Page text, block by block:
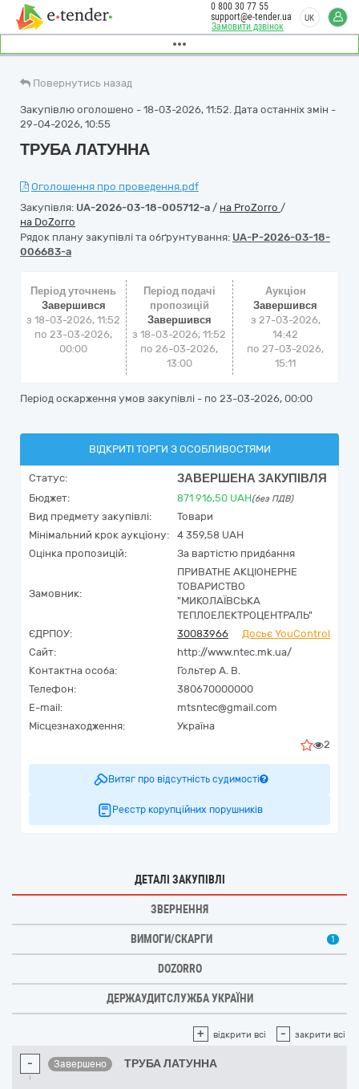
Замовити дзвінок
0 800 30 77 55
support@e-tender.ua
UK
Повернутись назад
Закупівлю оголошено - 18-03-2026, 11:52. Дата останніх змін -
29-04-2026, 10:55
ТРУБА ЛАТУННА
Оголошення про проведення.pdf
Закупівля: UA-2026-03-18-005712-a / на ProZorro /
на DoZorro
Рядок плану закупівлі та обґрунтування: UA-P-2026-03-18-
006683-a
Період уточнень
Завершився
з 18-03-2026, 11:52
по 23-03-2026,
00:00
Період подачі
пропозицій
Завершився
з 18-03-2026, 11:52
по 26-03-2026,
13:00
Аукціон
Завершився
з 27-03-2026,
14:42
по27-03-2026,
15:11
Період оскарження умов закупівлі - по 23-03-2026, 00:00
ВІДКРИТІ ТОРГИ З ОСОБЛИВОСТЯМИ
Статус: ЗАВЕРШЕНА ЗАКУПІВЛЯ
Бюджет: 871 916,50 UAH(без ПДВ)
Вид предмету закупівлі:
Товари
Мінімальний крок аукціону:
4 359,58 UAH
Оцінка пропозицій:
За вартістю придбання
Замовник:
ПРИВАТНЕ АКЦІОНЕРНЕ
ТОВАРИСТВО
"МИКОЛАЇВСЬКА
ТЕПЛОЕЛЕКТРОЦЕНТРАЛЬ"
ЄДРПОУ:
30083966
Досьє YouControl
Сайт:
http://www.ntec.mk.ua/
Контактна особа:
Гольтер А. В.
Телефон:
380670000000
E-mail:
mtsntec@gmail.com
Місцезнаходження:
Україна
2
Витяг про відсутність судимості
Реєстр корупційних порушників
ДЕТАЛІ ЗАКУПІВЛІ
ЗВЕРНЕННЯ
ВИМОГИ/СКАРГИ 1
DOZORRO
ДЕРЖАУДИТСЛУЖБА УКРАЇНИ
+ відкрити всі - закрити всі
- Завершено ТРУБА ЛАТУННА